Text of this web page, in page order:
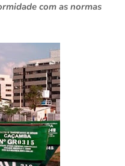
com as normas